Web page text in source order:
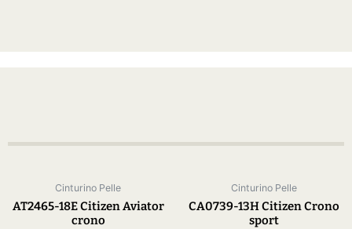
Cinturino Pelle
AT2465-18E Citizen Aviator
crono
Cinturino Pelle
CA0739-13H Citizen Crono
sport